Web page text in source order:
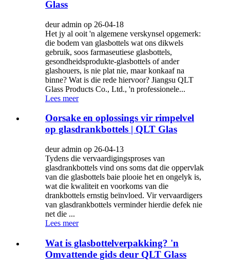
Glass
deur admin op 26-04-18
Het jy al ooit 'n algemene verskynsel opgemerk:
die bodem van glasbottels wat ons dikwels
gebruik, soos farmaseutiese glasbottels,
gesondheidsprodukte-glasbottels of ander
glashouers, is nie plat nie, maar konkaaf na
binne? Wat is die rede hiervoor? Jiangsu QLT
Glass Products Co., Ltd., 'n professionele...
Lees meer
Oorsake en oplossings vir rimpelvel
op glasdrankbottels | QLT Glas
deur admin op 26-04-13
Tydens die vervaardigingsproses van
glasdrankbottels vind ons soms dat die oppervlak
van die glasbottels baie plooie het en ongelyk is,
wat die kwaliteit en voorkoms van die
drankbottels ernstig beïnvloed. Vir vervaardigers
van glasdrankbottels verminder hierdie defek nie
net die ...
Lees meer
Wat is glasbottelverpakking? 'n
Omvattende gids deur QLT Glass